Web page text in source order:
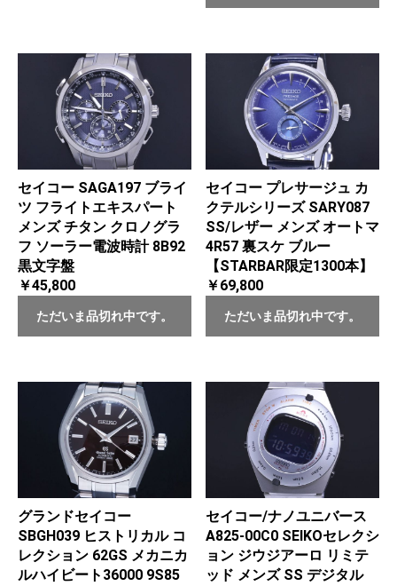
セイコー SAGA197 ブライ
ツ フライトエキスパート
メンズ チタン クロノグラ
フ ソーラー電波時計 8B92
黒文字盤
￥45,800
ただいま品切れ中です。
セイコー プレサージュ カ
クテルシリーズ SARY087
SS/レザー メンズ オートマ
4R57 裏スケ ブルー
【STARBAR限定1300本】
￥69,800
ただいま品切れ中です。
グランドセイコー
SBGH039 ヒストリカル コ
レクション 62GS メカニカ
ルハイビート36000 9S85
セイコー/ナノユニバース
A825-00C0 SEIKOセレクシ
ョン ジウジアーロ リミテ
ッド メンズ SS デジタル